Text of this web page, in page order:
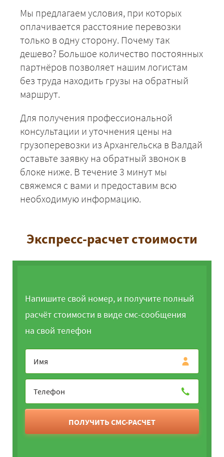
Мы предлагаем условия, при которых
оплачивается расстояние перевозки
только в одну сторону. Почему так
дешево? Большое количество постоянных
партнёров позволяет нашим логистам
без труда находить грузы на обратный
маршрут.
Для получения профессиональной
консультации и уточнения цены на
грузоперевозки из Архангельска в Валдай
оставьте заявку на обратный звонок в
блоке ниже. В течение 3 минут мы
свяжемся с вами и предоставим всю
необходимую информацию.
Экспресс-расчет стоимости
Напишите свой номер, и получите полный
расчёт стоимости в виде смс-сообщения
на свой телефон
ПОЛУЧИТЬ СМС-РАСЧЕТ